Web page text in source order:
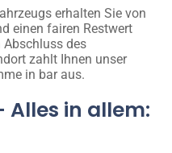
erhalten Sie von
einen fairen Restwert
des
zahlt Ihnen unser
in bar aus.
in allem: